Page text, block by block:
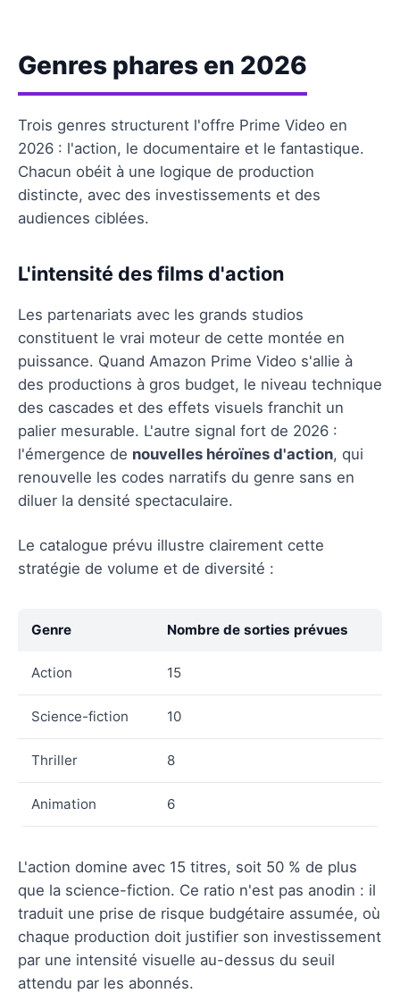
Genres phares en 2026
Trois genres structurent l'offre Prime Video en
2026 : l'action, le documentaire et le fantastique.
Chacun obéit à une logique de production
distincte, avec des investissements et des
audiences ciblées.
L'intensité des films d'action
Les partenariats avec les grands studios
constituent le vrai moteur de cette montée en
puissance. Quand Amazon Prime Video s'allie à
des productions à gros budget, le niveau technique
des cascades et des effets visuels franchit un
palier mesurable. L'autre signal fort de 2026 :
l'émergence de nouvelles héroïnes d'action, qui
renouvelle les codes narratifs du genre sans en
diluer la densité spectaculaire.
Le catalogue prévu illustre clairement cette
stratégie de volume et de diversité :
Genre Nombre de sorties prévues
Action 15
Science-fiction 10
Thriller 8
Animation 6
L'action domine avec 15 titres, soit 50 % de plus
que la science-fiction. Ce ratio n'est pas anodin : il
traduit une prise de risque budgétaire assumée, où
chaque production doit justifier son investissement
par une intensité visuelle au-dessus du seuil
attendu par les abonnés.